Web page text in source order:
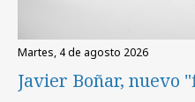
martes, 4 de agosto 2026
Javier Boñar, nuevo